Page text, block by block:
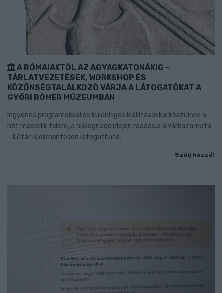
A RÓMAIAKTÓL AZ AGYAGKATONÁKIG –
TÁRLATVEZETÉSEK, WORKSHOP ÉS
KÖZÖNSÉGTALÁLKOZÓ VÁRJA A LÁTOGATÓKAT A
GYŐRI RÓMER MÚZEUMBAN
Ingyenes programokkal és különleges kiállításokkal készülnek a
hét második felére, a hőségriadó idején ráadásul a Várkazamata
– Kőtár is díjmentesen látogatható.
Szólj hozzá!